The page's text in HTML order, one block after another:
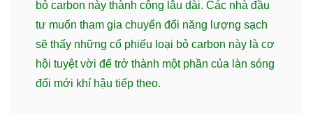
bỏ carbon này thành công lâu dài. Các nhà đầu
tư muốn tham gia chuyển đổi năng lượng sạch
sẽ thấy những cổ phiếu loại bỏ carbon này là cơ
hội tuyệt vời để trở thành một phần của làn sóng
đổi mới khí hậu tiếp theo.